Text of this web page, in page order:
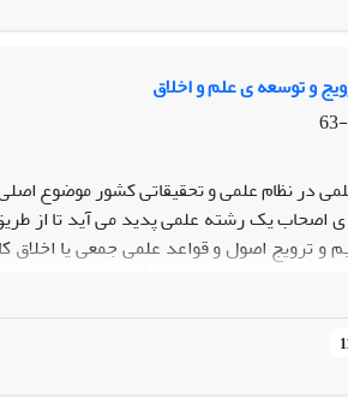
و توسعه ی علم و اخلاق
در نظام علمی و تحقیقاتی کشور موضوع
ی اصحاب یک رشته علمی پدید می آید تا از
و ترویج اصول و قواعد علمی جمعی یا
مستقل از دولت و دیدگاه های مرتبط با
و ارزیابی مقدورات و محدودیت هایی است